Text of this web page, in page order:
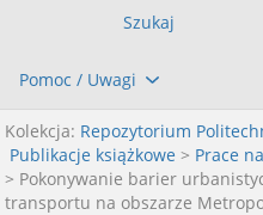
Szukaj
Pomoc / Uwagi
Kolekcja: Repozytorium
Publikacje książkowe > Prace
> Pokonywanie barier
transportu na obszarze